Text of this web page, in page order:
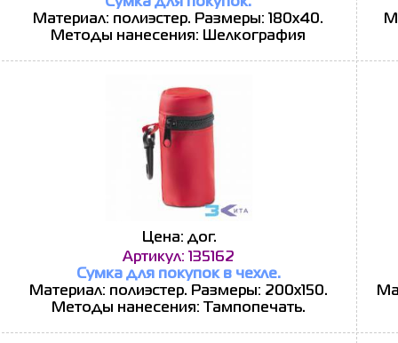
Сумка для покупок.
Материал: полиэстер. Размеры: 180x40.
Методы нанесения: Шелкография
Цена: дог.
Артикул: 135162
Сумка для покупок в чехле.
Материал: полиэстер. Размеры: 200x150.
Методы нанесения: Тампопечать.